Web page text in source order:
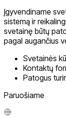
Įgyvendiname
sistemą ir
svetainę būtų
pagal augančius
Svetainės
Kontaktų
Patogus
Paruošiame